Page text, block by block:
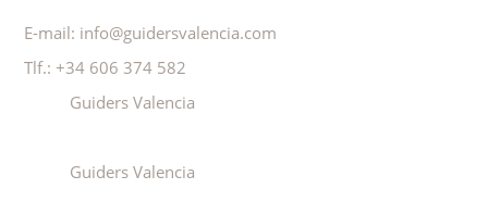
E-mail: info@guidersvalencia.com
Tlf.: +34 606 374 582
Guiders Valencia
Guiders Valencia